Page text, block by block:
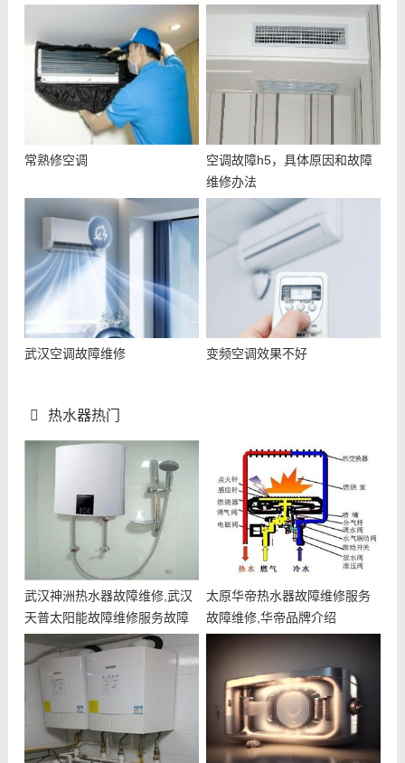
常熟修空调
空调故障h5，具体原因和故障
维修办法
武汉空调故障维修 变频空调效果不好
热水器热门
武汉神洲热水器故障维修,武汉
天普太阳能故障维修服务故障
维修
太原华帝热水器故障维修服务
故障维修,华帝品牌介绍